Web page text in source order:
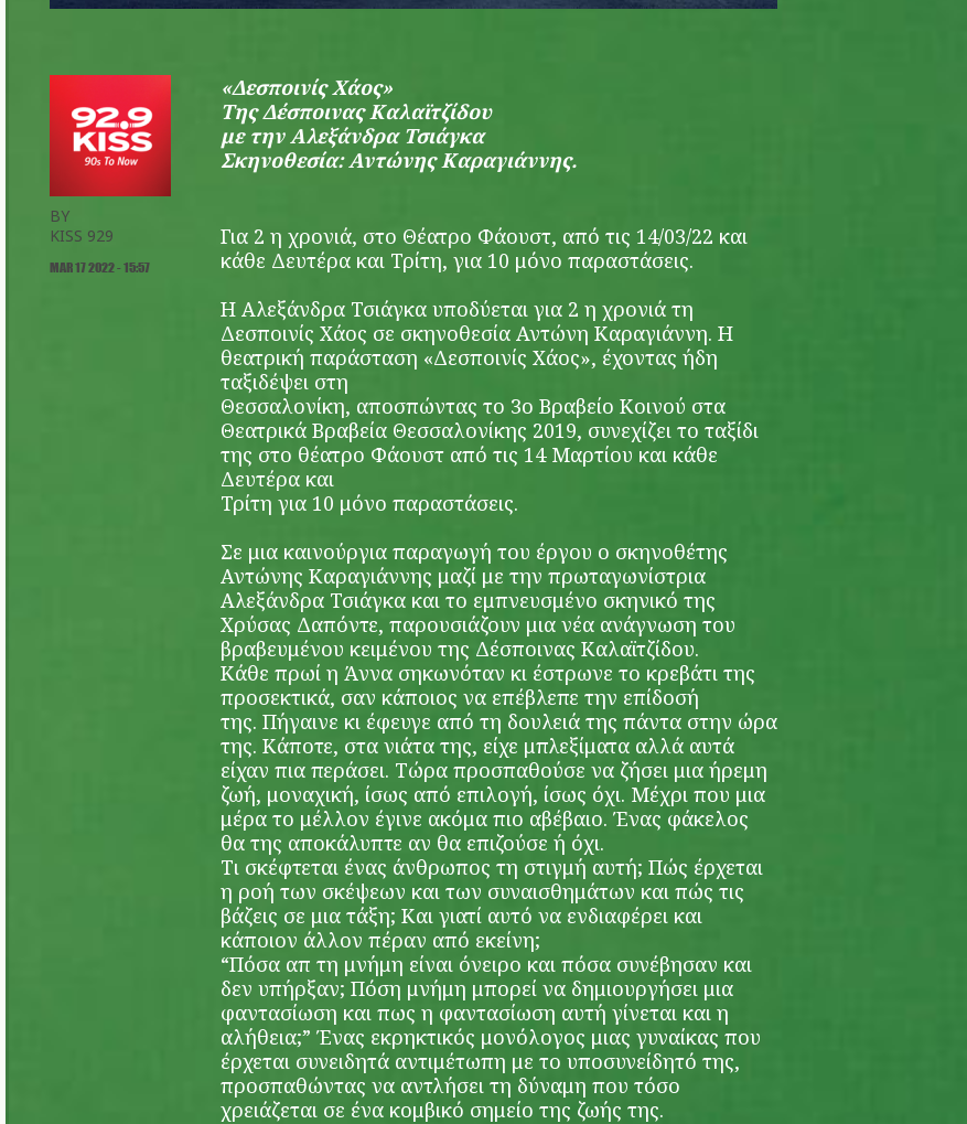
BY
KISS 929
MAR 17 2022 - 15:57
«Δεσποινίς Χάος»
Της Δέσποινας Καλαϊτζίδου
με την Αλεξάνδρα Τσιάγκα
Σκηνοθεσία: Αντώνης Καραγιάννης.
Για 2 η χρονιά, στο Θέατρο Φάουστ, από τις 14/03/22 και
κάθε Δευτέρα και Τρίτη, για 10 μόνο παραστάσεις.
Η Αλεξάνδρα Τσιάγκα υποδύεται για 2 η χρονιά τη
Δεσποινίς Χάος σε σκηνοθεσία Αντώνη Καραγιάννη. Η
θεατρική παράσταση «Δεσποινίς Χάος», έχοντας ήδη
ταξιδέψει στη
Θεσσαλονίκη, αποσπώντας το 3ο Βραβείο Κοινού στα
Θεατρικά Βραβεία Θεσσαλονίκης 2019, συνεχίζει το ταξίδι
της στο θέατρο Φάουστ από τις 14 Μαρτίου και κάθε
Δευτέρα και
Τρίτη για 10 μόνο παραστάσεις.
Σε μια καινούργια παραγωγή του έργου ο σκηνοθέτης
Αντώνης Καραγιάννης μαζί με την πρωταγωνίστρια
Αλεξάνδρα Τσιάγκα και το εμπνευσμένο σκηνικό της
Χρύσας Δαπόντε, παρουσιάζουν μια νέα ανάγνωση του
βραβευμένου κειμένου της Δέσποινας Καλαϊτζίδου.
Κάθε πρωί η Άννα σηκωνόταν κι έστρωνε το κρεβάτι της
προσεκτικά, σαν κάποιος να επέβλεπε την επίδοσή
της. Πήγαινε κι έφευγε από τη δουλειά της πάντα στην ώρα
της. Κάποτε, στα νιάτα της, είχε μπλεξίματα αλλά αυτά
είχαν πια περάσει. Τώρα προσπαθούσε να ζήσει μια ήρεμη
ζωή, μοναχική, ίσως από επιλογή, ίσως όχι. Μέχρι που μια
μέρα το μέλλον έγινε ακόμα πιο αβέβαιο. Ένας φάκελος
θα της αποκάλυπτε αν θα επιζούσε ή όχι.
Τι σκέφτεται ένας άνθρωπος τη στιγμή αυτή; Πώς έρχεται
η ροή των σκέψεων και των συναισθημάτων και πώς τις
βάζεις σε μια τάξη; Και γιατί αυτό να ενδιαφέρει και
κάποιον άλλον πέραν από εκείνη;
“Πόσα απ τη μνήμη είναι όνειρο και πόσα συνέβησαν και
δεν υπήρξαν; Πόση μνήμη μπορεί να δημιουργήσει μια
φαντασίωση και πως η φαντασίωση αυτή γίνεται και η
αλήθεια;” Ένας εκρηκτικός μονόλογος μιας γυναίκας που
έρχεται συνειδητά αντιμέτωπη με το υποσυνείδητό της,
προσπαθώντας να αντλήσει τη δύναμη που τόσο
χρειάζεται σε ένα κομβικό σημείο της ζωής της.